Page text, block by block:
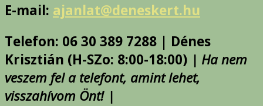
E-mail: ajanlat@deneskert.hu
Telefon: 06 30 389 7288 | Dénes
Krisztián (H-SZo: 8:00-18:00) | Ha nem
veszem fel a telefont, amint lehet,
visszahívom Önt! |